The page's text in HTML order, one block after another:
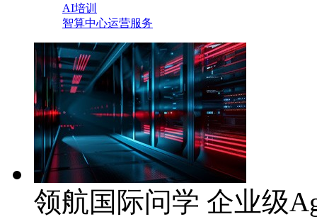
AI培训
智算中心运营服务
领航国际问学 企业级